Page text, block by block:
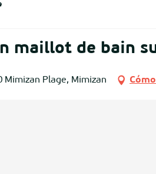
maillot de bain
Mimizan Plage, Mimizan